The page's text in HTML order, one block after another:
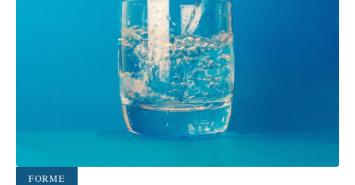
FORME